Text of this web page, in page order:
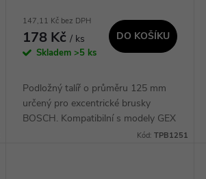
147,11 Kč bez DPH
178 Kč/ ks
Skladem>5 ks
DO KOŠÍKU
Podložný talíř o průměru 125 mm
určený pro excentrické brusky
BOSCH. Kompatibilní s modely GEX
125-1 AE, GEX 18V-125, GEX 12V-
Kód: TPB1251